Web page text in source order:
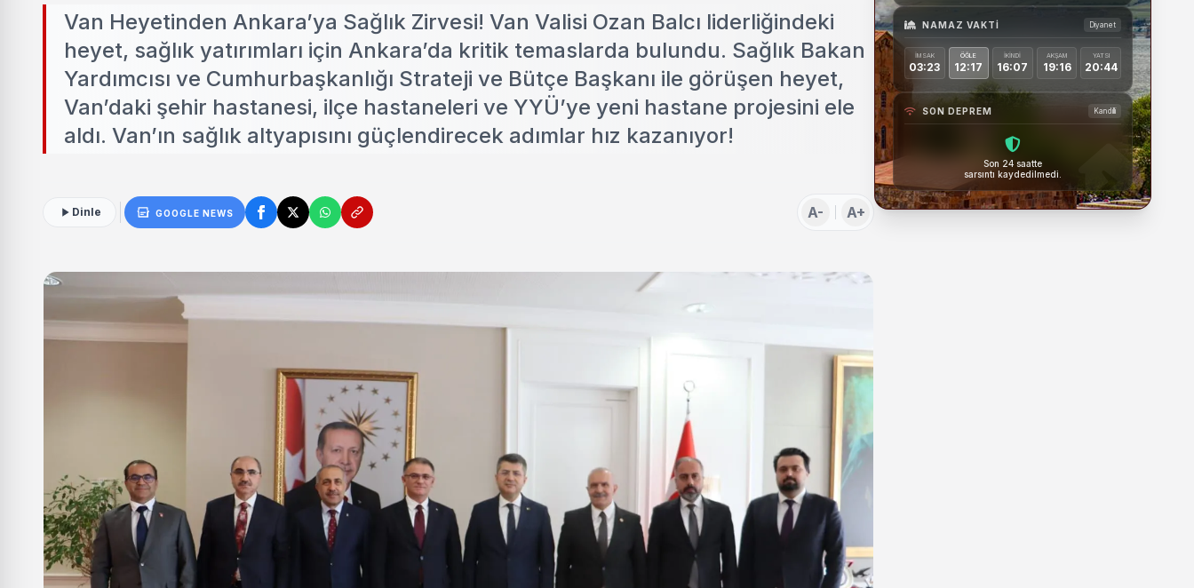
Van Heyetinden Ankara’ya Sağlık Zirvesi! Van Valisi Ozan Balcı liderliğindeki
heyet, sağlık yatırımları için Ankara’da kritik temaslarda bulundu. Sağlık Bakan
Yardımcısı ve Cumhurbaşkanlığı Strateji ve Bütçe Başkanı ile görüşen heyet,
Van’daki şehir hastanesi, ilçe hastaneleri ve YYÜ’ye yeni hastane projesini ele
aldı. Van’ın sağlık altyapısını güçlendirecek adımlar hız kazanıyor!
Dinle GOOGLE NEWS A- A+
NAMAZ VAKTI Diyanet
İMSAK
03:23
ÖĞLE
12:17
İKINDI
16:07
AKŞAM
19:16
YATSI
20:44
SON DEPREM Kandilli
Son 24 saatte
sarsıntı kaydedilmedi.